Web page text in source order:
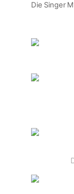
Die Singer